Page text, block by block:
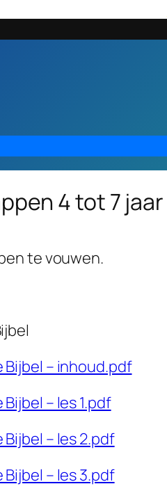
4 tot 7 jaar
te vouwen.
Bijbel – inhoud.pdf
– les 1.pdf
– les 2.pdf
– les 3.pdf